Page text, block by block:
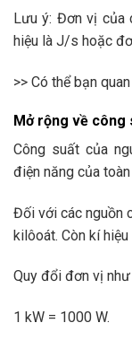
Lưu ý: Đơn vị của
hiệu là J/s hoặc
>> Có thể bạn
Mở rộng về công
Công suất của
điện năng của
Đối với các nguồn
kilôoát. Còn kí
Quy đổi đơn vị như
1 kW = 1000 W.